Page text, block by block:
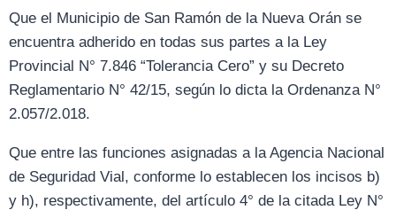
Que el Municipio de San Ramón de la Nueva Orán se
encuentra adherido en todas sus partes a la Ley
Provincial N° 7.846 “Tolerancia Cero” y su Decreto
Reglamentario N° 42/15, según lo dicta la Ordenanza N°
2.057/2.018.
Que entre las funciones asignadas a la Agencia Nacional
de Seguridad Vial, conforme lo establecen los incisos b)
y h), respectivamente, del artículo 4° de la citada Ley N°